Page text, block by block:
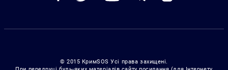
© 2015 КримSOS Усі права захищені.